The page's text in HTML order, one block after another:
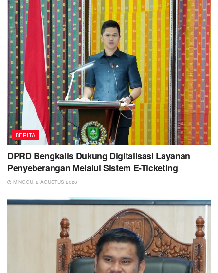
BERITA
DPRD Bengkalis Dukung Digitalisasi Layanan
Penyeberangan Melalui Sistem E-Ticketing
MINGGU, 2 AGUSTUS 2026